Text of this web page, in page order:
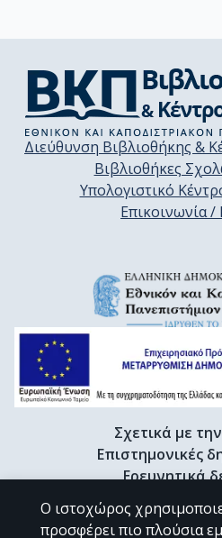
Διεύθυνση Βιβλιοθήκης &
Βιβλιοθήκες
Υπολογιστικό
Επικοινωνία
Σχετικά με
Επιστημονικές
Ερευνητικά
Διδακτορικές διατριβές
Προφίλ
Ο ιστοχώρος
προσφέρει πιο πλούσια